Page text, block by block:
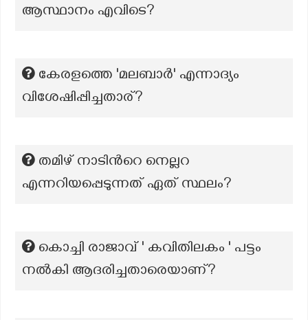
ആസ്ഥാനം എവിടെ?
കേരളത്തെ 'മലബാര്‍' എന്നാദ്യം
വിശേഷിപ്പിച്ചതാര്?
തമിഴ് നാടിന്‍റെ നെല്ലറ
എന്നറിയപ്പെടുന്നത് ഏത് സ്ഥലം?
കൊച്ചി രാജാവ് ' കവിതിലകം ' പട്ടം
നല്‍കി ആദരിച്ചതാരെയാണ്?